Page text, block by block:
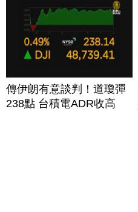
傳伊朗有意談判！道瓊彈
238點 台積電ADR收高